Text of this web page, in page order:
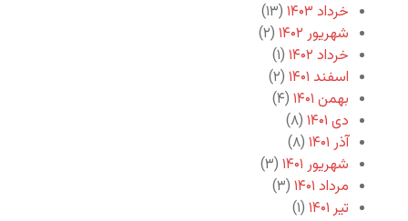
خرداد ۱۴۰۳
(۱۳)
شهریور ۱۴۰۲
(۲)
خرداد ۱۴۰۲
(۱)
اسفند ۱۴۰۱
(۲)
بهمن ۱۴۰۱
(۴)
دی ۱۴۰۱
(۸)
آذر ۱۴۰۱
(۸)
شهریور ۱۴۰۱
(۳)
مرداد ۱۴۰۱
(۳)
تیر ۱۴۰۱
(۱)